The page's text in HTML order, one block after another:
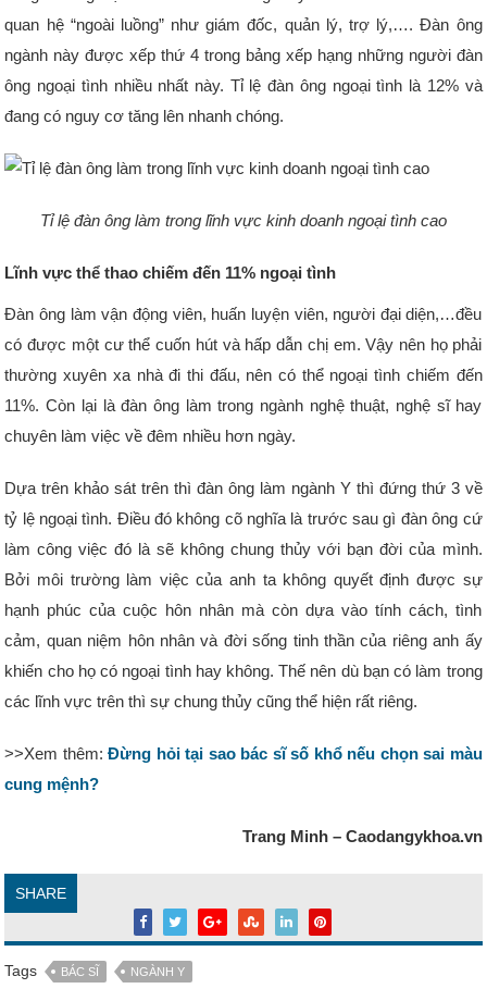
quan hệ “ngoài luồng” như giám đốc, quản lý, trợ lý,…. Đàn ông
ngành này được xếp thứ 4 trong bảng xếp hạng những người đàn
ông ngoại tình nhiều nhất này. Tỉ lệ đàn ông ngoại tình là 12% và
đang có nguy cơ tăng lên nhanh chóng.
Tỉ lệ đàn ông làm trong lĩnh vực kinh doanh ngoại tình cao
Lĩnh vực thể thao chiếm đến 11% ngoại tình
Đàn ông làm vận động viên, huấn luyện viên, người đại diện,…đều
có được một cư thể cuốn hút và hấp dẫn chị em. Vậy nên họ phải
thường xuyên xa nhà đi thi đấu, nên có thể ngoại tình chiếm đến
11%. Còn lại là đàn ông làm trong ngành nghệ thuật, nghệ sĩ hay
chuyên làm việc về đêm nhiều hơn ngày.
Dựa trên khảo sát trên thì đàn ông làm ngành Y thì đứng thứ 3 về
tỷ lệ ngoại tình. Điều đó không cõ nghĩa là trước sau gì đàn ông cứ
làm công việc đó là sẽ không chung thủy với bạn đời của mình.
Bởi môi trường làm việc của anh ta không quyết định được sự
hạnh phúc của cuộc hôn nhân mà còn dựa vào tính cách, tình
cảm, quan niệm hôn nhân và đời sống tinh thần của riêng anh ấy
khiến cho họ có ngoại tình hay không. Thế nên dù bạn có làm trong
các lĩnh vực trên thì sự chung thủy cũng thể hiện rất riêng.
>>Xem thêm:Đừng hỏi tại sao bác sĩ số khổ nếu chọn sai màu
cung mệnh?
Trang Minh – Caodangykhoa.vn
SHARE
Tags BÁC SĨ NGÀNH Y